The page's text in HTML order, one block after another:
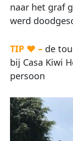
naar het graf
werd
TIP ♥ – de
bij Casa Kiwi
persoon